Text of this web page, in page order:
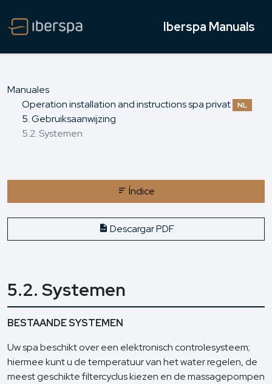
Iberspa Manuals
Manuales
Operation installation and instructions spa privat
NL
5. Gebruiksaanwijzing
5.2. Systemen
Índice
Descargar PDF
5.2. Systemen
BESTAANDE SYSTEMEN
Uw spa beschikt over een elektronisch controlesysteem;
hiermee kunt u de temperatuur van het water regelen, de
meest geschikte filtercyclus kiezen en de massagepompen